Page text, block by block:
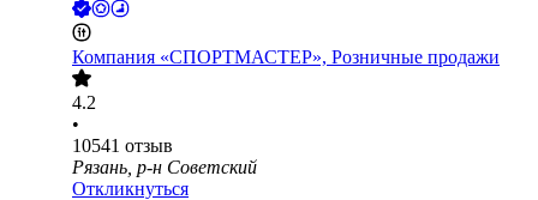
Компания «СПОРТМАСТЕР», Розничные продажи
4.2
•
10541 отзыв
Рязань, р-н Советский
Откликнуться